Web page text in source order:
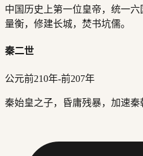
中国历史上第一位皇帝，统一
量衡，修建长城，焚书坑儒。
秦二世
公元前210年-前207年
秦始皇之子，昏庸残暴，加速秦